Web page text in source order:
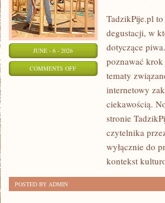
JUNE - 6 - 2026
COMMENTS OFFON
TadzikPije.pl
degustacji, w
dotyczące
poznawać
tematy
internetowy
ciekawością.
stronie
czytelnika
wyłącznie do
kontekst
POSTED BY ADMIN